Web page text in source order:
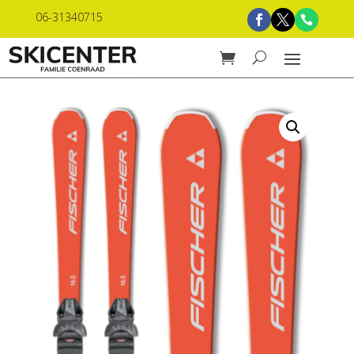
06-31340715